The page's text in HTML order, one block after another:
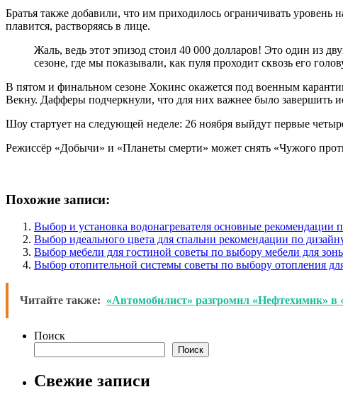
Братья также добавили, что им приходилось ограничивать уровень
плавится, растворяясь в лице.
Жаль, ведь этот эпизод стоил 40 000 долларов! Это один из
сезоне, где мы показывали, как пуля проходит сквозь его
В пятом и финальном сезоне Хокинс окажется под военным
Векну. Дафферы подчеркнули, что для них важнее было завершить
Шоу стартует на следующей неделе: 26 ноября выйдут первые
Режиссёр «Добычи» и «Планеты смерти» может снять «Чужого
Похожие записи:
Выбор и установка водонагревателя основные рекомендации
Выбор идеального цвета для спальни рекомендации по
Выбор мебели для гостиной советы по выбору мебели для
Выбор отопительной системы советы по выбору отопления
Читайте также: «Автомобилист» разгромил «Нефтехимик»
Поиск
Поиск
Свежие записи